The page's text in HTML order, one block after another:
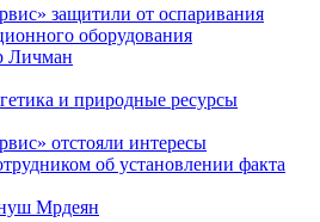
защитили от оспаривания
оборудования
Личман
и природные ресурсы
отстояли интересы
об установлении факта
Мрдеян